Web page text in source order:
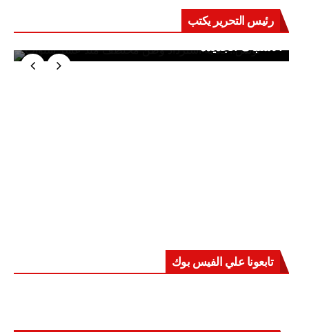
رئيس التحرير يكتب
حرب على العقول.. حادثة دمياط تكشف قواعد
الاشتباك الجديدة
تابعونا علي الفيس بوك